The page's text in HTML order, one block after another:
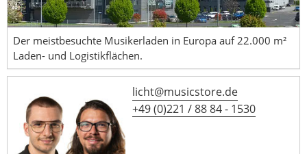
Der meistbesuchte Musikerladen in Europa auf 22.000 m²
Laden- und Logistikflächen.
licht@musicstore.de
+49 (0)221 / 88 84 - 1530